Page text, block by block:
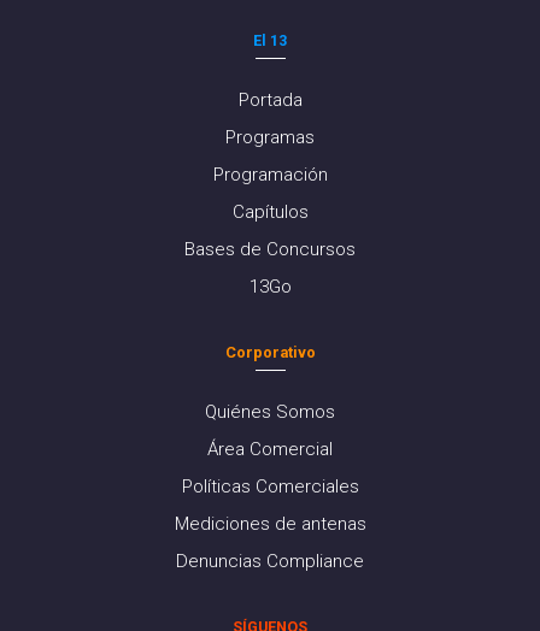
El 13
Portada
Programas
Programación
Capítulos
Bases de Concursos
13Go
Corporativo
Quiénes Somos
Área Comercial
Políticas Comerciales
Mediciones de antenas
Denuncias Compliance
SÍGUENOS